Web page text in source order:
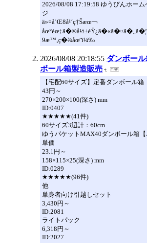
2026/08/08 17:19:58 ゆうびんホー
ジ
ä»¤å’Œ8å¹´ç†Šæœ￢
9æ™‚ç�¾åœ¨ï¼‰
2026/08/08 20:18:55 ダンボー
ボール箱製造販売
【宅配60サイズ】定番ダンボール箱
43円～
270×200×100(深さ) mm
ID:0407
★★★★★(41件)
60サイズ3辺計：60cm
ゆうパケットMAX40ダンボール箱【
単価
23.1円～
158×115×25(深さ) mm
ID:0289
★★★★★(96件)
他
単身者向け引越しセット
3,430円～
ID:2081
ライトパック
6,318円～
ID:2027